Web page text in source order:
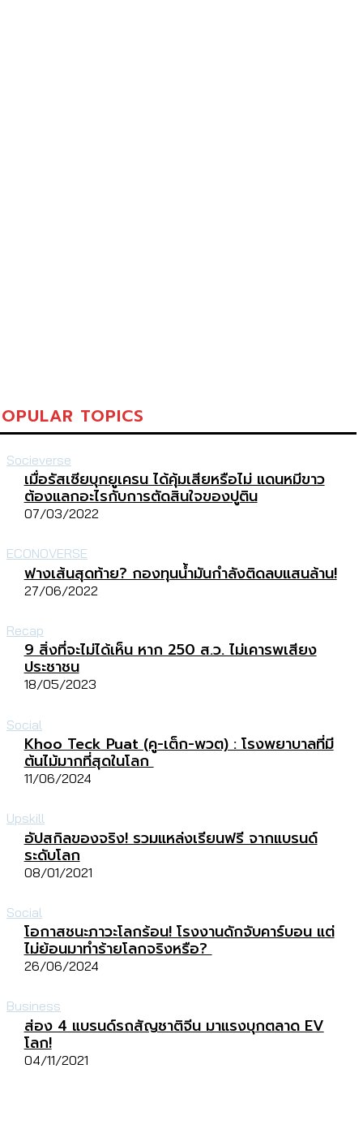
TOPICS
Socieverse
เมื่อรัสเซียบุกยูเครน ได้คุ้มเสียหรือไม่ แดนหมีขาว
ต้องแลกอะไรกับการตัดสินใจของปูติน
07/03/2022
ECONOVERSE
ฟางเส้นสุดท้าย? กองทุนน้ำมันกำลังติดลบแสนล้าน!
27/06/2022
Recap
9 สิ่งที่จะไม่ได้เห็น หาก 250 ส.ว. ไม่เคารพเสียง
ประชาชน
18/05/2023
Social
Khoo Teck Puat (คู-เต็ก-พวต) : โรงพยาบาลที่มี
ต้นไม้มากที่สุดในโลก
11/06/2024
Upskill
อัปสกิลของจริง! รวมแหล่งเรียนฟรี จากแบรนด์
ระดับโลก
08/01/2021
Social
โอกาสชนะภาวะโลกร้อน! โรงงานดักจับคาร์บอน แต่
ไม่ย้อนมาทำร้ายโลกจริงหรือ?
26/06/2024
Business
ส่อง 4 แบรนด์รถสัญชาติจีน มาแรงบุกตลาด EV
โลก!
04/11/2021